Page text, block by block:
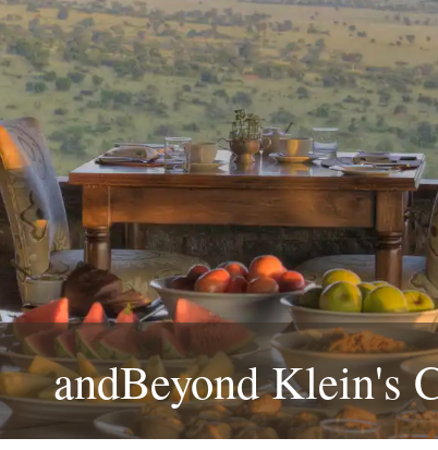
andBeyond Klein's